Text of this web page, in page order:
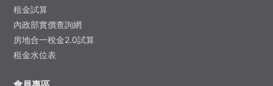
租金試算
內政部實價查詢網
房地合一稅金2.0試算
租金水位表